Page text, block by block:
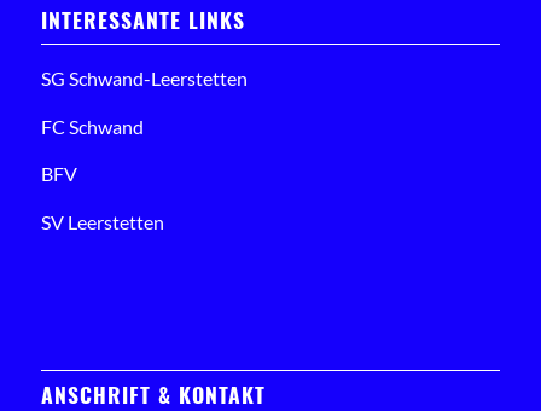
INTERESSANTE LINKS
SG Schwand-Leerstetten
FC Schwand
BFV
SV Leerstetten
ANSCHRIFT & KONTAKT